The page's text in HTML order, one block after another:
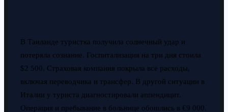
В Таиланде туристка получила солнечный удар и
потеряла сознание. Госпитализация на три дня стоила
$2 500. Страховая компания покрыла все расходы,
включая переводчика и трансфер. В другой ситуации в
Италии у туриста диагностировали аппендицит.
Операция и пребывание в больнице обошлись в €9 000.